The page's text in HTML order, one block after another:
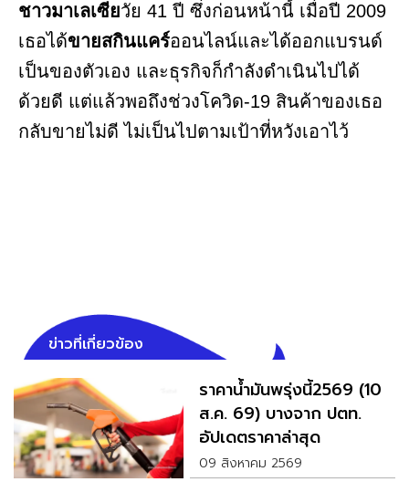
ชาวมาเลเซียวัย 41 ปี ซึ่งก่อนหน้านี้ เมื่อปี 2009
เธอได้ขายสกินแคร์ออนไลน์และได้ออกแบรนด์
เป็นของตัวเอง และธุรกิจก็กำลังดำเนินไปได้
ด้วยดี แต่แล้วพอถึงช่วงโควิด-19 สินค้าของเธอ
กลับขายไม่ดี ไม่เป็นไปตามเป้าที่หวังเอาไว้
ข่าวที่เกี่ยวข้อง
ราคาน้ำมันพรุ่งนี้2569 (10
ส.ค. 69) บางจาก ปตท.
อัปเดตราคาล่าสุด
09 สิงหาคม 2569